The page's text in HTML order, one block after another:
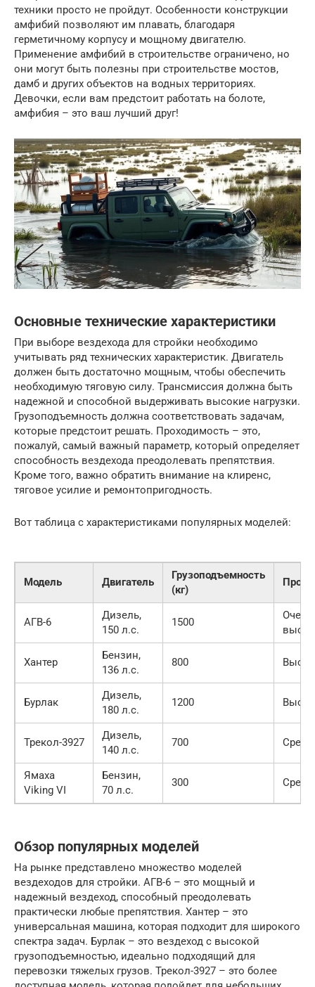
техники просто не пройдут. Особенности конструкции
амфибий позволяют им плавать, благодаря
герметичному корпусу и мощному двигателю.
Применение амфибий в строительстве ограничено, но
они могут быть полезны при строительстве мостов,
дамб и других объектов на водных территориях.
Девочки, если вам предстоит работать на болоте,
амфибия – это ваш лучший друг!
Основные технические характеристики
При выборе вездехода для стройки необходимо
учитывать ряд технических характеристик. Двигатель
должен быть достаточно мощным, чтобы обеспечить
необходимую тяговую силу. Трансмиссия должна быть
надежной и способной выдерживать высокие нагрузки.
Грузоподъемность должна соответствовать задачам,
которые предстоит решать. Проходимость – это,
пожалуй, самый важный параметр, который определяет
способность вездехода преодолевать препятствия.
Кроме того, важно обратить внимание на клиренс,
тяговое усилие и ремонтопригодность.
Вот таблица с характеристиками популярных моделей:
Модель Двигатель
Грузоподъемность
(кг)
АГВ-6
Дизель,
150 л.с.
1500
Очень
Хантер
Бензин,
136 л.с.
800
Бурлак
Дизель,
180 л.с.
1200
Трекол-3927
Дизель,
140 л.с.
700
Ямаха
Viking VI
Бензин,
70 л.с.
300
Обзор популярных моделей
На рынке представлено множество моделей
вездеходов для стройки. АГВ-6 – это мощный и
надежный вездеход, способный преодолевать
практически любые препятствия. Хантер – это
универсальная машина, которая подходит для широкого
спектра задач. Бурлак – это вездеход с высокой
грузоподъемностью, идеально подходящий для
перевозки тяжелых грузов. Трекол-3927 – это более